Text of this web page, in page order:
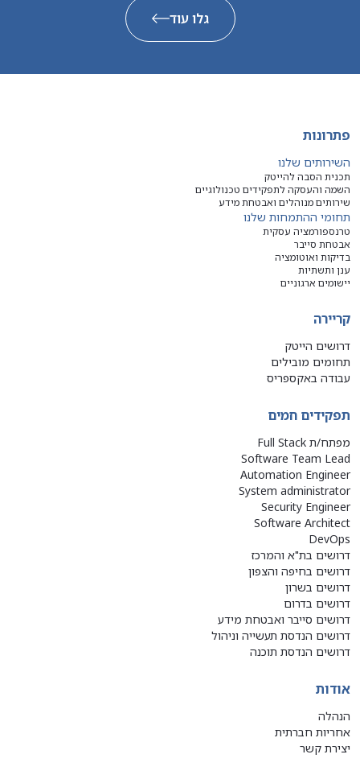
גלו עוד
פתרונות
השירותים שלנו
תכנית הסבה להייטק
השמה והעסקה לתפקידים טכנולוגיים
שירותים מנוהלים ואבטחת מידע
תחומי ההתמחות שלנו
טרנספורמציה עסקית
אבטחת סייבר
בדיקות ואוטומציה
ענן ותשתיות
יישומים ארגוניים
קריירה
דרושים הייטק
תחומים מובילים
עבודה באקספריס
תפקידים חמים
מפתח/ת Full Stack
Software Team Lead
Automation Engineer
System administrator
Security Engineer
Software Architect
DevOps
דרושים בת"א והמרכז
דרושים בחיפה והצפון
דרושים בשרון
דרושים בדרום
דרושים סייבר ואבטחת מידע
דרושים הנדסת תעשייה וניהול
דרושים הנדסת תוכנה
אודות
הנהלה
אחריות חברתית
יצירת קשר